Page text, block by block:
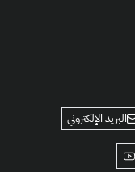
البريد الإلكتروني